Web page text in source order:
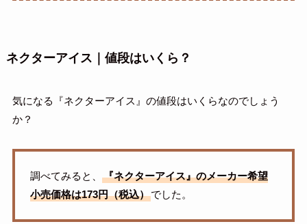
ネクターアイス｜値段はいくら？
気になる『ネクターアイス』の値段はいくらなのでしょう
か？
調べてみると、『ネクターアイス』のメーカー希望
小売価格は173円（税込）でした。